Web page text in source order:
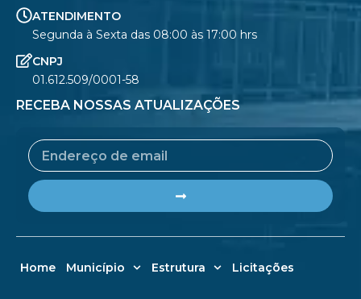
ATENDIMENTO
Segunda à Sexta das 08:00 às 17:00 hrs
CNPJ
01.612.509/0001-58
RECEBA NOSSAS ATUALIZAÇÕES
Email
Home Município Estrutura Licitações